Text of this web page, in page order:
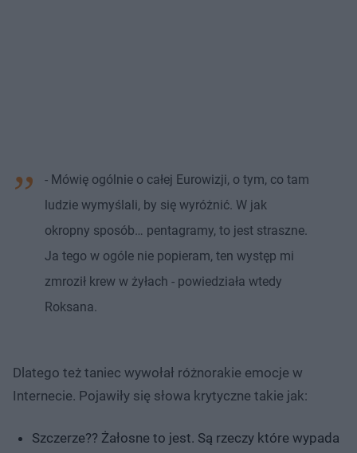
- Mówię ogólnie o całej Eurowizji, o tym, co tam
ludzie wymyślali, by się wyróżnić. W jak
okropny sposób… pentagramy, to jest straszne.
Ja tego w ogóle nie popieram, ten występ mi
zmroził krew w żyłach - powiedziała wtedy
Roksana.
Dlatego też taniec wywołał różnorakie emocje w
Internecie. Pojawiły się słowa krytyczne takie jak:
Szczerze?? Żałosne to jest. Są rzeczy które wypada